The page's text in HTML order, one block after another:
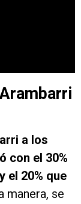
a los
con el 30%
el 20% que
manera, se